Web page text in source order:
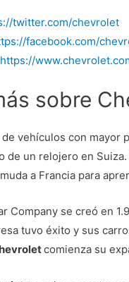
twitter.com/chevrolet
facebook.com/
https://
sobre
de vehículos con mayor
de un relojero en
a Francia para
Company se creó en
tuvo éxito y sus
comienza su